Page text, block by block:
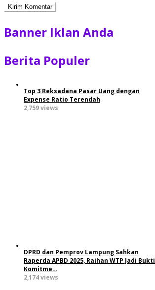
Banner Iklan Anda
Berita Populer
Top 3 Reksadana Pasar Uang dengan
Expense Ratio Terendah
2,759 views
DPRD dan Pemprov Lampung Sahkan
Raperda APBD 2025, Raihan WTP Jadi Bukti
Komitme…
2,174 views